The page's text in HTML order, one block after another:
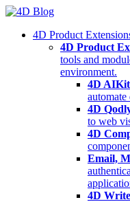
Skip
content4D Product
4D Product
tools and
environment.
4D AIKit
automate
4D
to web
4D
Email,
4D